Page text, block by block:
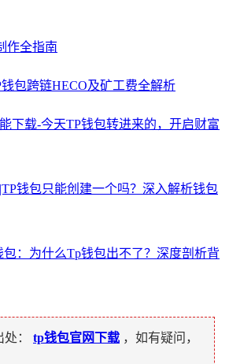
作全指南
包跨链HECO及矿工费全解析
下载-今天TP钱包转进来的，开启财富
钱包只能创建一个吗？深入解析钱包
包：为什么Tp钱包出不了？深度剖析背
： tp钱包官网下载 ，如有疑问，